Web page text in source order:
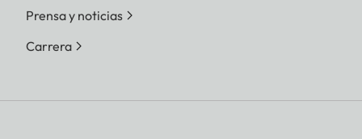
Prensa y noticias
Carrera